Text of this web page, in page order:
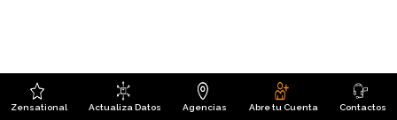
Zensational Actualiza Datos Agencias Abre tu Cuenta Contactos